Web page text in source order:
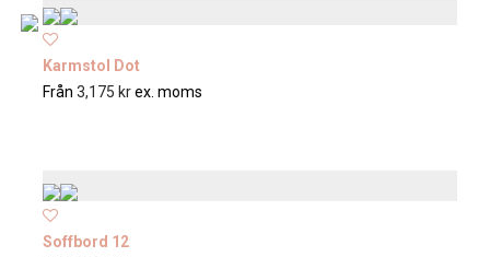
Karmstol Dot
Från 3,175 krex. moms
Soffbord 12